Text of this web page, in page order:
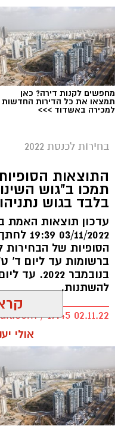
מחפשים לקנות דירה? כאן
תמצאו את כל הדירות החדשות
למכירה באשדוד >>>
בחירות לכנסת 2022
בלבד בגוש
עדכון תוצאות האמת
03/11/
בנובמבר
להשתנות.
/ 19:45 02.11.22
תגים:בחירות 2022 נס ציונה
אולי